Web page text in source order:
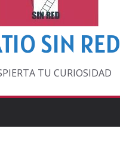
SIN RED
TU CURIOSIDAD